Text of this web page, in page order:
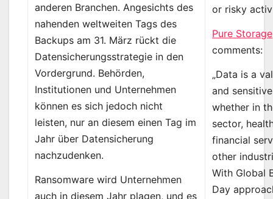
anderen Branchen. Angesichts des
nahenden weltweiten Tags des
Backups am 31. März rückt die
Datensicherungsstrategie in den
Vordergrund. Behörden,
Institutionen und Unternehmen
können es sich jedoch nicht
leisten, nur an diesem einen Tag im
Jahr über Datensicherung
nachzudenken.
Ransomware wird Unternehmen
auch in diesem Jahr plagen, und es
or risky
Pure Storage
comments:
„Data is a
and
whether in
sector,
financial
other
With Global
Day